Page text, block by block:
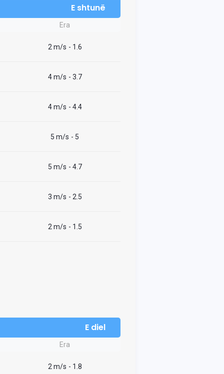
E shtunë
Era
2 m/s - 1.6
4 m/s - 3.7
4 m/s - 4.4
5 m/s - 5
5 m/s - 4.7
3 m/s - 2.5
2 m/s - 1.5
E diel
Era
2 m/s - 1.8